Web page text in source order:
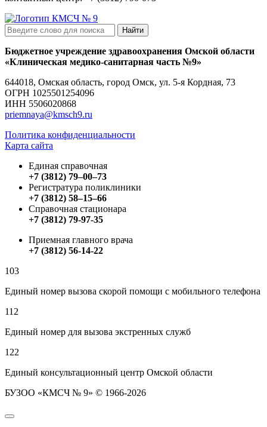
Найти
Бюджетное учреждение здравоохранения Омской области
«Клиническая медико-санитарная часть №9»
644018, Омская область, город Омск, ул. 5-я Кордная, 73
ОГРН 1025501254096
ИНН 5506020868
priemnaya@kmsch9.ru
Политика конфиденциальности
Карта сайта
Единая справочная
+7 (3812) 79‒00‒73
Регистратура поликлиники
+7 (3812) 58‒15‒66
Справочная стационара
+7 (3812) 79-97-35
Приемная главного врача
+7 (3812) 56-14-22
103
Единый номер вызова скорой помощи с мобильного телефона
112
Единый номер для вызова экстренных служб
122
Единый консультационный центр Омской области
БУЗОО «КМСЧ № 9» © 1966-2026